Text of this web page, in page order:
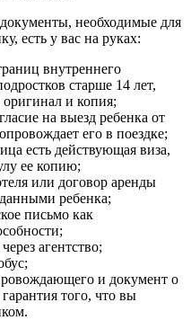
необходимые для
есть у вас на руках:
внутреннего
старше 14 лет,
и копия;
на выезд ребенка от
его в поездке;
есть действующая виза,
ее копию;
или договор аренды
ребенка;
письмо как
агентство;
и документ о
того, что вы